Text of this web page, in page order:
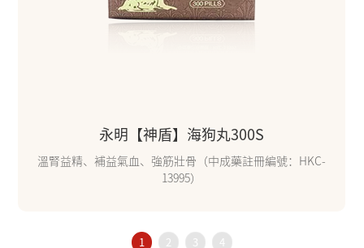
永明【神盾】海狗丸300S
溫腎益精、補益氣血、強筋壯骨（中成藥註冊編號：HKC-
13995）
1 2 3 4